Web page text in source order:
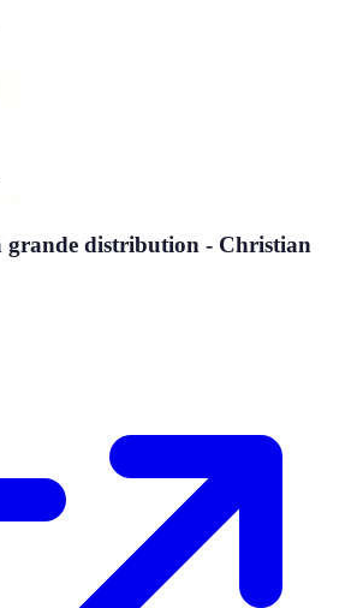
grande distribution - Christian